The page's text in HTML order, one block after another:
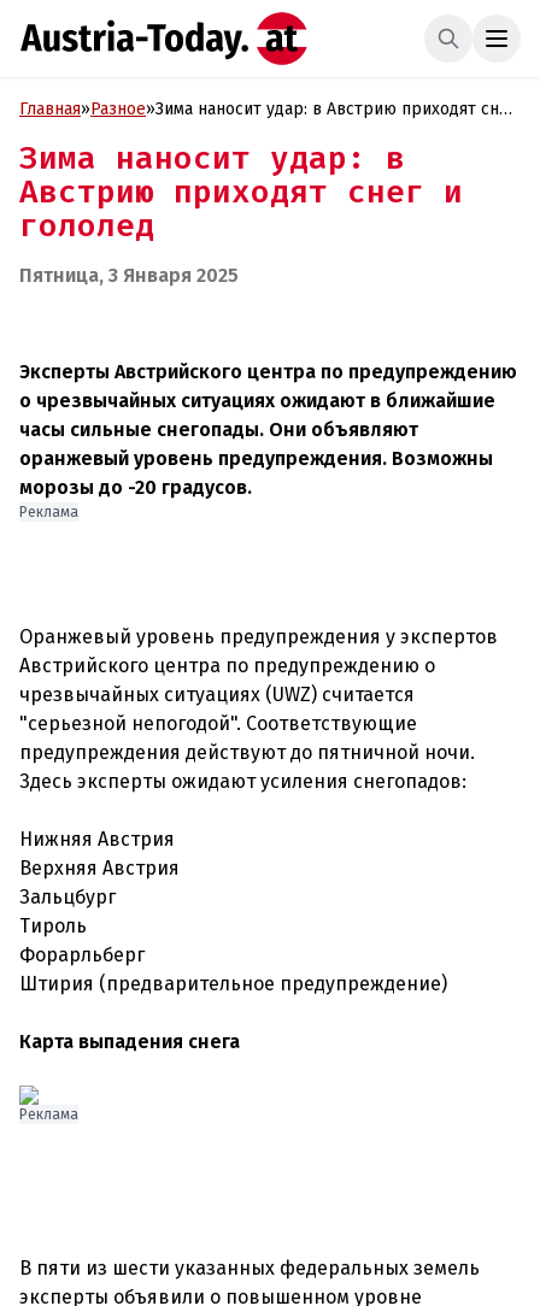
Главная»Разное»Зима наносит удар: в Австрию приходят снег
Зима наносит удар: в
Австрию приходят снег и
гололед
Пятница, 3 Января 2025
Эксперты Австрийского центра по предупреждению
о чрезвычайных ситуациях ожидают в ближайшие
часы сильные снегопады. Они объявляют
оранжевый уровень предупреждения. Возможны
морозы до -20 градусов.
Реклама
Оранжевый уровень предупреждения у экспертов
Австрийского центра по предупреждению о
чрезвычайных ситуациях (UWZ) считается
"серьезной непогодой". Соответствующие
предупреждения действуют до пятничной ночи.
Здесь эксперты ожидают усиления снегопадов:
Нижняя Австрия
Верхняя Австрия
Зальцбург
Тироль
Форарльберг
Штирия (предварительное предупреждение)
Карта выпадения снега
Реклама
В пяти из шести указанных федеральных земель
эксперты объявили о повышенном уровне